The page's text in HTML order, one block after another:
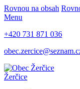
Rovnou na obsah
Menu
+420 731 871 036
Žerčice